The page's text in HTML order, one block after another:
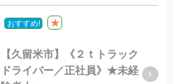
おすすめ! ★
【久留米市】《２ｔトラック
ドライバー／正社員》★未経